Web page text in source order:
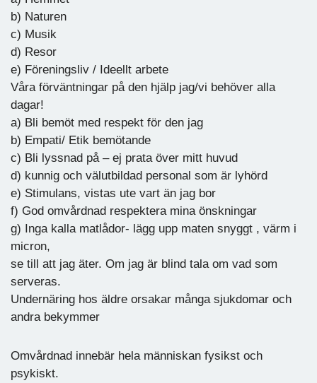
b) Naturen
c) Musik
d) Resor
e) Föreningsliv / Ideellt arbete
Våra förväntningar på den hjälp jag/vi behöver alla
dagar!
a) Bli bemöt med respekt för den jag
b) Empati/ Etik bemötande
c) Bli lyssnad på – ej prata över mitt huvud
d) kunnig och välutbildad personal som är lyhörd
e) Stimulans, vistas ute vart än jag bor
f) God omvårdnad respektera mina önskningar
g) Inga kalla matlådor- lägg upp maten snyggt , värm i
micron,
se till att jag äter. Om jag är blind tala om vad som
serveras.
Undernäring hos äldre orsakar många sjukdomar och
andra bekymmer
Omvårdnad innebär hela människan fysikst och
psykiskt.